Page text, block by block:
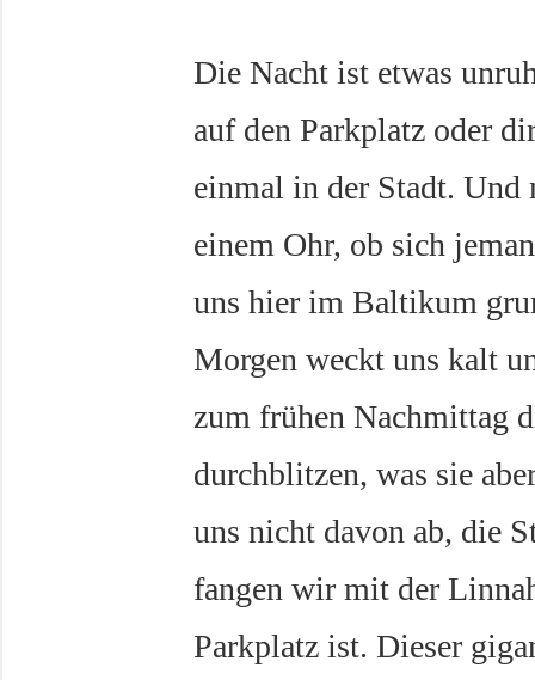
Die Nacht ist etwas
auf den Parkplatz oder
einmal in der Stadt.
einem Ohr, ob sich
uns hier im Baltikum
Morgen weckt uns kalt
zum frühen Nachmittag
durchblitzen, was sie
uns nicht davon ab, die
fangen wir mit der
Parkplatz ist. Dieser